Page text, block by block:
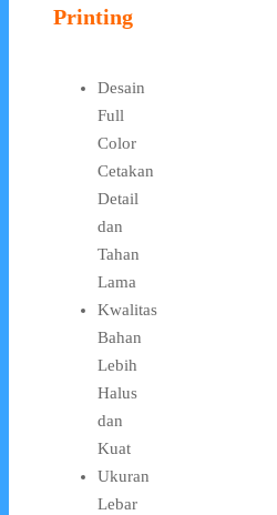
Printing
Desain
Full
Color
Cetakan
Detail
dan
Tahan
Lama
Kwalitas
Bahan
Lebih
Halus
dan
Kuat
Ukuran
Lebar